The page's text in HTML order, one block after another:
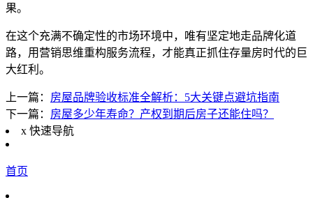
果。
在这个充满不确定性的市场环境中，唯有坚定地走品牌化道
路，用营销思维重构服务流程，才能真正抓住存量房时代的巨
大红利。
上一篇： 房屋品牌验收标准全解析：5大关键点避坑指南
下一篇： 房屋多少年寿命？产权到期后房子还能住吗？
x 快速导航
首页